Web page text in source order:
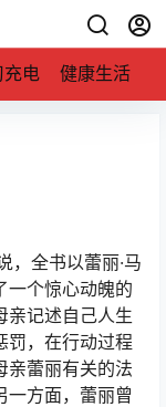
充电 健康生活
，全书以蕾丽·马
一个惊心动魄的
亲记述自己人生
罚，在行动过程
蕾丽有关的法
一方面，蕾丽曾